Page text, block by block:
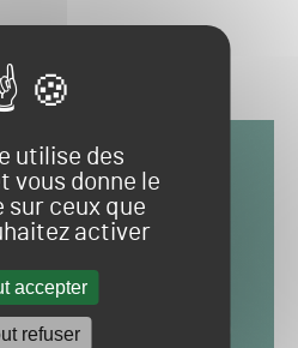
utilise des
vous donne le
sur ceux que
activer
accepter
refuser